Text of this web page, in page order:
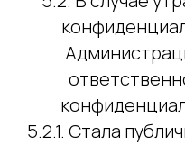
5.2.1. Стала